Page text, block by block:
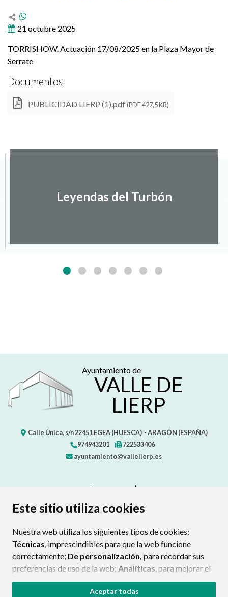
Este sitio utiliza cookies
Nuestra web utiliza los siguientes tipos de cookies:
Técnicas, imprescindibles para que la web funcione
correctamente; De personalización, para recordar sus
preferencias de uso de la web; Analíticas, para mejorar el
funcionamiento de la web y sus servicios.
Aceptar todas
21 octubre 2025
TORRISHOW. Actuación 17/08/2025 en la Plaza Mayor de
Serrate
Documentos
PUBLICIDAD LIERP (1).pdf(PDF 427,5 KB)
Leyendas del Turbón
Ayuntamiento de
VALLE DE
LIERP
Calle Única, s/n22451 EGEA (HUESCA) - ARAGÓN (ESPAÑA)
974943201
722533406
ayuntamiento@vallelierp.es
PROTECCIÓN DE DATOS
POLÍTICA DE COOKIES